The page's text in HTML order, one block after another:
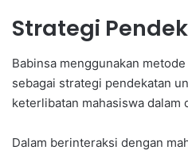
Strategi
Babinsa menggunakan
sebagai strategi pendekatan
keterlibatan mahasiswa dalam
Dalam berinteraksi dengan